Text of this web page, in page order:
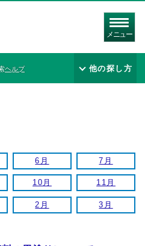
メニュー
ヘルプ 他の探し方
6月 7月
10月 11月
2月 3月